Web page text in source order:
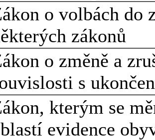
o volbách do
zákonů
o změně a
s
kterým se
evidence